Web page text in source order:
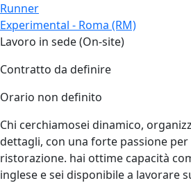
Runner
Experimental - Roma (RM)
Lavoro in sede (On-site)
Contratto da definire
Orario non definito
Chi cerchiamosei dinamico,
dettagli, con una forte passione per
ristorazione. hai ottime capacità
inglese e sei disponibile a lavorare